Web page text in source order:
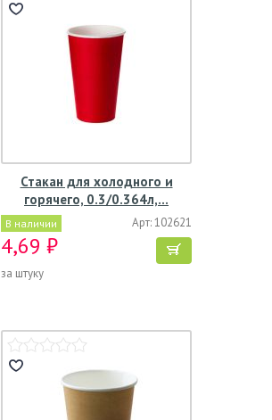
Стакан для холодного и
горячего, 0.3/0.364л,…
В наличии Арт: 102621
4,69 ₽
за штуку